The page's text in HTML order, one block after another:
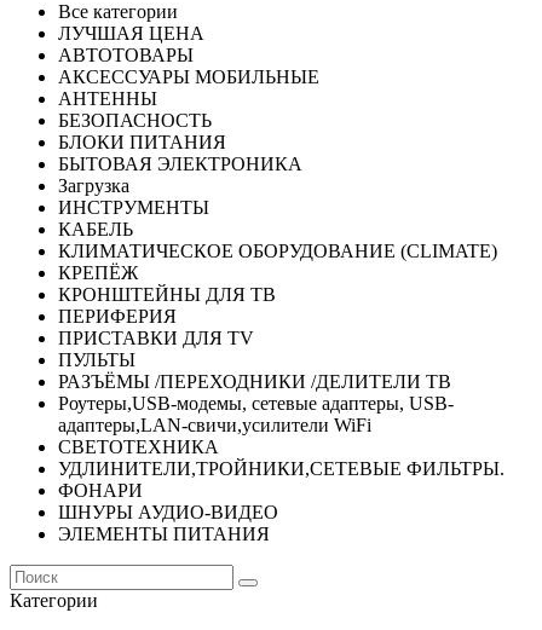
Все категории
ЛУЧШАЯ ЦЕНА
АВТОТОВАРЫ
АКСЕССУАРЫ МОБИЛЬНЫЕ
АНТЕННЫ
БЕЗОПАСНОСТЬ
БЛОКИ ПИТАНИЯ
БЫТОВАЯ ЭЛЕКТРОНИКА
Загрузка
ИНСТРУМЕНТЫ
КАБЕЛЬ
КЛИМАТИЧЕСКОЕ ОБОРУДОВАНИЕ (CLIMATE)
КРЕПЁЖ
КРОНШТЕЙНЫ ДЛЯ ТВ
ПЕРИФЕРИЯ
ПРИСТАВКИ ДЛЯ TV
ПУЛЬТЫ
РАЗЪЁМЫ /ПЕРЕХОДНИКИ /ДЕЛИТЕЛИ ТВ
Роутеры,USB-модемы, сетевые адаптеры, USB-
адаптеры,LAN-свичи,усилители WiFi
СВЕТОТЕХНИКА
УДЛИНИТЕЛИ,ТРОЙНИКИ,СЕТЕВЫЕ ФИЛЬТРЫ.
ФОНАРИ
ШНУРЫ АУДИО-ВИДЕО
ЭЛЕМЕНТЫ ПИТАНИЯ
Категории